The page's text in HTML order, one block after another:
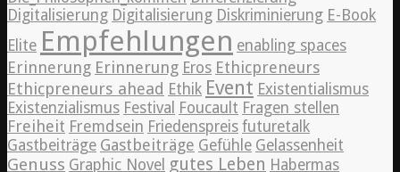
Digitalisierung Digitalisierung Diskriminierung E-Book
Elite Empfehlungen enabling spaces
Erinnerung Erinnerung Eros Ethicpreneurs
Ethicpreneurs ahead Ethik Event Existentialismus
Existenzialismus Festival Foucault Fragen stellen
Freiheit Fremdsein Friedenspreis futuretalk
Gastbeiträge Gastbeiträge Gefühle Gelassenheit
Genuss Graphic Novel gutes Leben Habermas